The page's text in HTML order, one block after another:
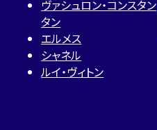
ヴァシュロン・コンスタン
タン
エルメス
シャネル
ルイ・ヴィトン